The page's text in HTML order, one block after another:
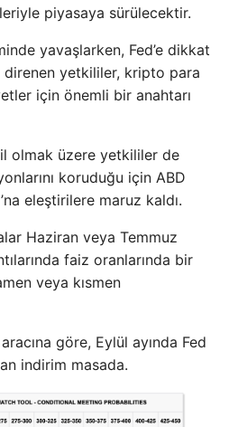
piyasaya sürülecektir.
yavaşlarken, Fed’e dikkat
direnen yetkililer, kripto para
için önemli bir anahtarı
olmak üzere yetkililer de
koruduğu için ABD
eleştirilere maruz kaldı.
Haziran veya Temmuz
faiz oranlarında bir
veya kısmen
göre, Eylül ayında Fed
indirim masada.